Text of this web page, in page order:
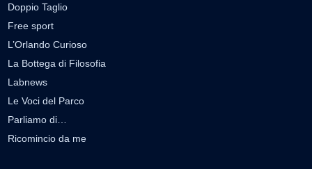
Doppio Taglio
Free sport
L’Orlando Curioso
La Bottega di Filosofia
Labnews
Le Voci del Parco
Parliamo di…
Ricomincio da me